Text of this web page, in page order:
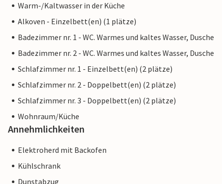
Warm-/Kaltwasser in der Küche
Alkoven - Einzelbett(en) (1 plätze)
Badezimmer nr. 1 - WC. Warmes und kaltes Wasser, Dusche
Badezimmer nr. 2 - WC. Warmes und kaltes Wasser, Dusche
Schlafzimmer nr. 1 - Einzelbett(en) (2 plätze)
Schlafzimmer nr. 2 - Doppelbett(en) (2 plätze)
Schlafzimmer nr. 3 - Doppelbett(en) (2 plätze)
Wohnraum/Küche
Annehmlichkeiten
Elektroherd mit Backofen
Kühlschrank
Dunstabzug